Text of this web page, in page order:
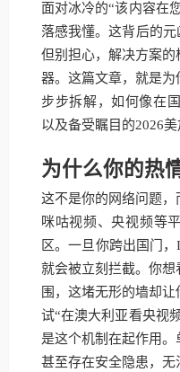
面对冰冷的“该内容在
落感我懂。这背后的元
但别担心，解决方案
器。这篇文章，就是
步步拆解，如何像在
以及备受瞩目的2026美
为什么你的热
这不是你的网络问题，
咪咕视频、央视频等
区。一旦你跨出国门
就会被立刻拦截。你
围，这堵无形的墙却
试“在澳大利亚看央视
是这个机制在起作用。
甚至存在安全隐患，无